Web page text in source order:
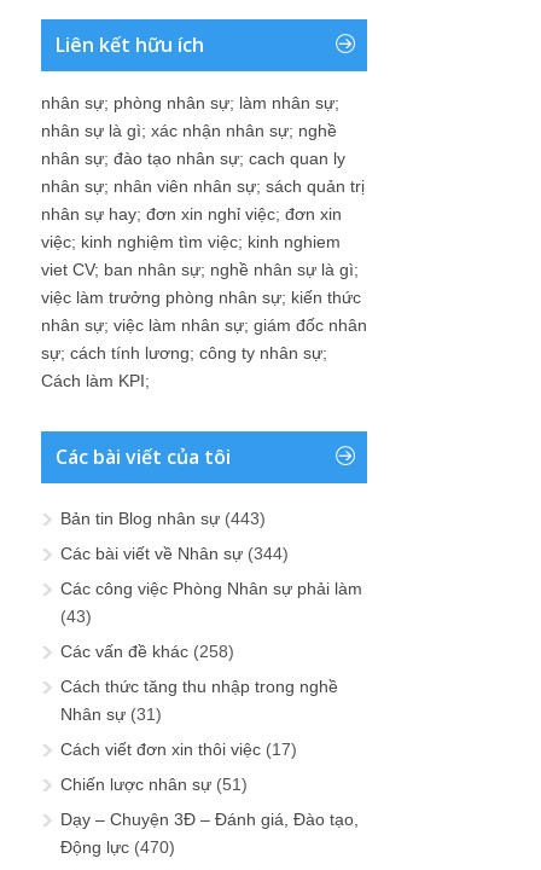
Liên kết hữu ích
nhân sự; phòng nhân sự; làm nhân sự;
nhân sự là gì; xác nhận nhân sự; nghề
nhân sự; đào tạo nhân sự; cach quan ly
nhân sự; nhân viên nhân sự; sách quản trị
nhân sự hay; đơn xin nghỉ việc; đơn xin
việc; kinh nghiệm tìm việc; kinh nghiem
viet CV; ban nhân sự; nghề nhân sự là gì;
việc làm trưởng phòng nhân sự; kiến thức
nhân sự; việc làm nhân sự; giám đốc nhân
sự; cách tính lương; công ty nhân sự;
Cách làm KPI;
Các bài viết của tôi
Bản tin Blog nhân sự (443)
Các bài viết về Nhân sự (344)
Các công việc Phòng Nhân sự phải làm
(43)
Các vấn đề khác (258)
Cách thức tăng thu nhập trong nghề
Nhân sự (31)
Cách viết đơn xin thôi việc (17)
Chiến lược nhân sự (51)
Dạy – Chuyện 3Đ – Đánh giá, Đào tạo,
Động lực (470)